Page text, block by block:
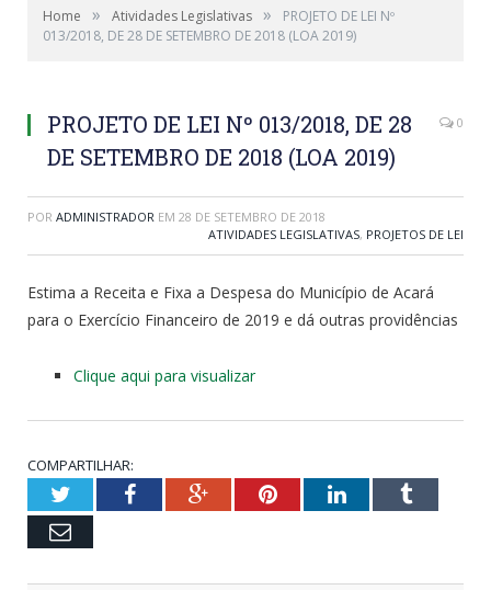
Home » Atividades Legislativas »
PROJETO DE LEI Nº
013/2018, DE 28 DE SETEMBRO DE 2018 (LOA 2019)
PROJETO DE LEI Nº 013/2018, DE 28
DE SETEMBRO DE 2018 (LOA 2019)
0
POR ADMINISTRADOR EM 28 DE SETEMBRO DE 2018
ATIVIDADES LEGISLATIVAS, PROJETOS DE LEI
Estima a Receita e Fixa a Despesa do Município de Acará
para o Exercício Financeiro de 2019 e dá outras providências
Clique aqui para visualizar
COMPARTILHAR:
TwitterFacebookGoogle+PinterestLinkedInTumblr
Email